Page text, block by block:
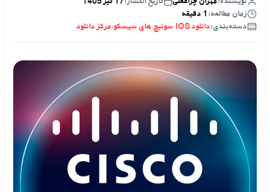
زمان مطالعه: 1 دقیقه
دسته‌بندی:دانلود IOS سوئیچ های سیسکو ،مرکز دانلود